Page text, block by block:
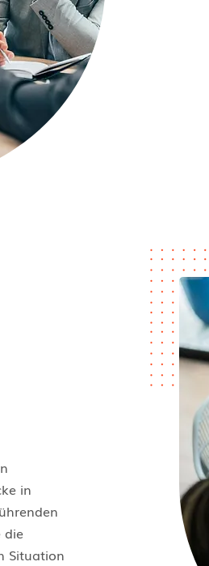
in
die
Situation